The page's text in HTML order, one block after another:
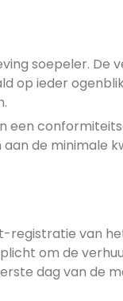
soepeler. De
op ieder
een
de minimale
registratie van
om de
dag van de